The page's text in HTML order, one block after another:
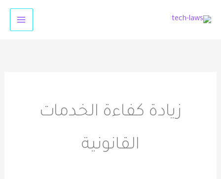
زيادة كفاءة الخدمات
القانونية